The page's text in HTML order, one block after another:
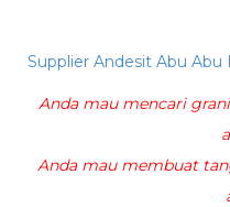
Supplier Andesit Abu Abu
Anda mau mencari
Anda mau membuat